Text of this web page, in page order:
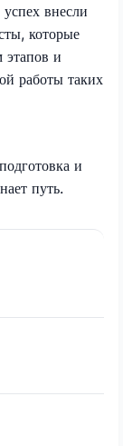
внесли
которые
этапов и
работы таких
и
путь.